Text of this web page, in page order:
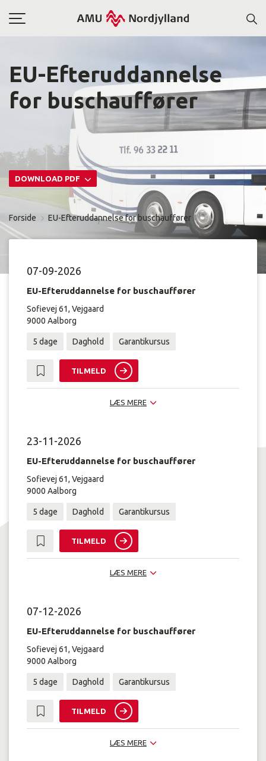
Toggle
EU-Efteruddannelse
for buschauffører
DOWNLOAD PDF
Forside EU-Efteruddannelse for buschauffører
07-09-2026
EU-Efteruddannelse for buschauffører
Sofievej 61, Vejgaard
9000 Aalborg
5 dage Daghold Garantikursus
TILMELD
LÆS MERE
23-11-2026
EU-Efteruddannelse for buschauffører
Sofievej 61, Vejgaard
9000 Aalborg
5 dage Daghold Garantikursus
TILMELD
LÆS MERE
07-12-2026
EU-Efteruddannelse for buschauffører
Sofievej 61, Vejgaard
9000 Aalborg
5 dage Daghold Garantikursus
TILMELD
LÆS MERE